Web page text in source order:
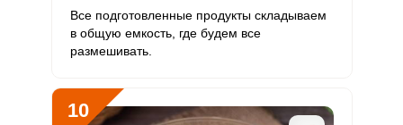
Все подготовленные продукты складываем
в общую емкость, где будем все
размешивать.
10